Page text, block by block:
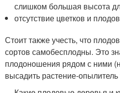
слишком большая высота
отсутствие цветков и
Стоит также учесть, что
сортов самобесплодны. Это
плодоношения рядом с ними
высадить растение-